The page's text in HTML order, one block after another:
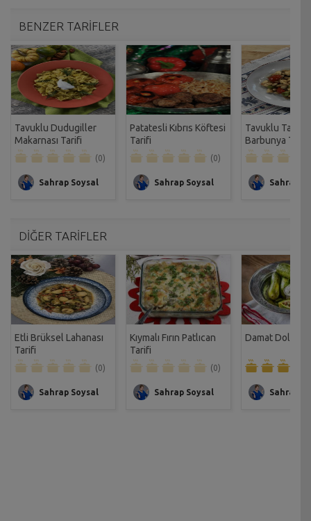
BENZER TARİFLER
Tavuklu Dudugiller
Makarnası Tarifi
(0)
Sahrap Soysal
Patatesli Kıbrıs Köftesi
Tarifi
(0)
Sahrap Soysal
Tavuklu Taze
Barbunya Tarifi
Sahrap
DİĞER TARİFLER
Etli Brüksel Lahanası
Tarifi
(0)
Sahrap Soysal
Kıymalı Fırın Patlıcan
Tarifi
(0)
Sahrap Soysal
Damat
Sahrap